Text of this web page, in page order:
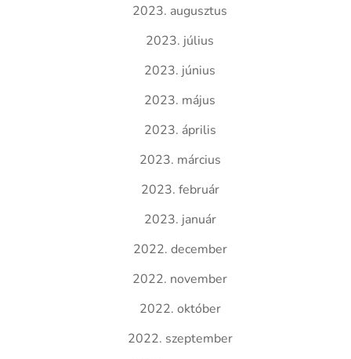
2023. augusztus
2023. július
2023. június
2023. május
2023. április
2023. március
2023. február
2023. január
2022. december
2022. november
2022. október
2022. szeptember